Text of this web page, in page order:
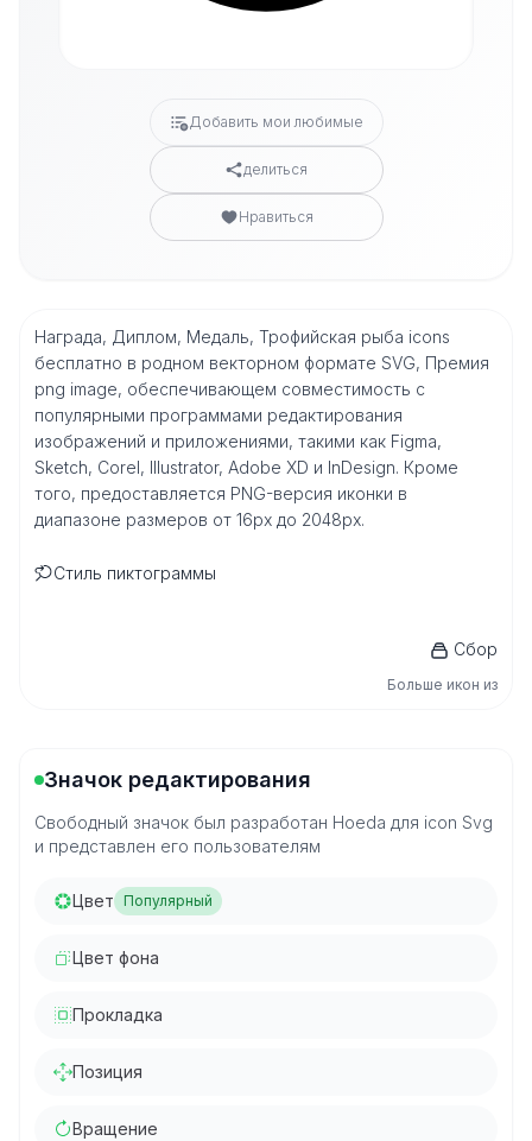
Добавить мои любимые
делиться
Нравиться
Награда, Диплом, Медаль, Трофийская рыба icons
бесплатно в родном векторном формате SVG, Премия
png image, обеспечивающем совместимость с
популярными программами редактирования
изображений и приложениями, такими как Figma,
Sketch, Corel, Illustrator, Adobe XD и InDesign. Кроме
того, предоставляется PNG-версия иконки в
диапазоне размеров от 16px до 2048px.
Стиль пиктограммы
Сбор
Больше икон из
Значок редактирования
Свободный значок был разработан Hoeda для icon Svg
и представлен его пользователям
Цвет Популярный
Цвет фона
Прокладка
Позиция
Вращение